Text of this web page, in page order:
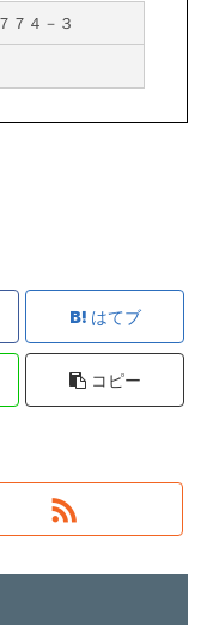
７４－３
はてブ
コピー